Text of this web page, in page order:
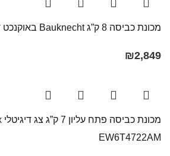
מכונת כביסה 8 ק”ג Bauknecht באוקנכט דגם NM11844WSIL
₪2,849
EW6T4722AM